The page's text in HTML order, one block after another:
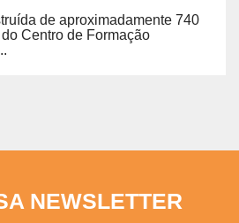
de aproximadamente 740
Centro de Formação
NEWSLETTER